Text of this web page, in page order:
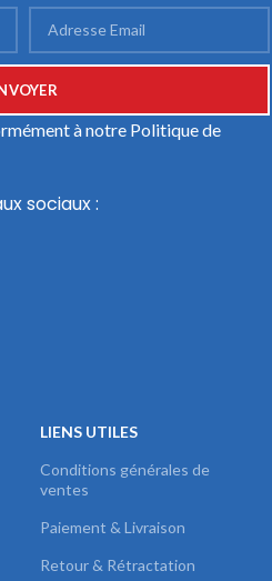
à notre Politique de
sociaux :
LIENS UTILES
Conditions générales de
ventes
Paiement & Livraison
Retour & Rétractation